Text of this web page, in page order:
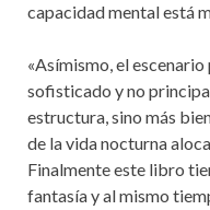
capacidad mental está
«Asímismo, el
sofisticado y no
estructura, sino más
de la vida nocturna
Finalmente este libro
fantasía y al mismo